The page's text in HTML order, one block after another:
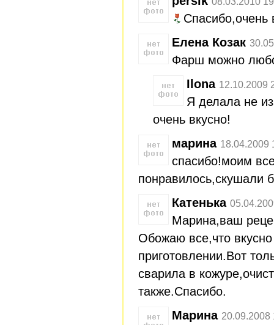
Спасибо,очень
Елена Козак
Фарш можно
Ilona 12.10.2009
Я делала не
очень вкусно!
марина 18.04.2009
спасибо!моим
понравилось,скушали
Катенька
Марина,ваш
Обожаю все,что вкусно
приготовлении.Вот
сварила в
также.Спасибо.
Марина 20.09.2008